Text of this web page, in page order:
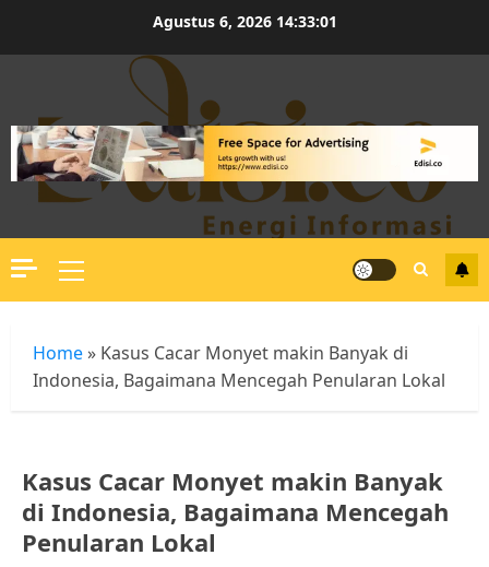
Agustus 6, 2026 14:33:02
Primary
Menu
Home » Kasus Cacar Monyet makin Banyak di
Indonesia, Bagaimana Mencegah Penularan Lokal
Kasus Cacar Monyet makin Banyak
di Indonesia, Bagaimana Mencegah
Penularan Lokal